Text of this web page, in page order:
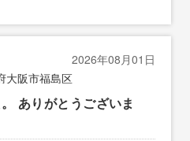
2026年08月01日
大阪市福島区
ありがとうございま